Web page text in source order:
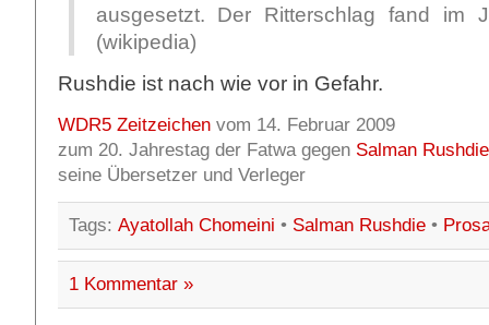
ausgesetzt. Der Ritterschlag fand im
(wikipedia)
Rushdie ist nach wie vor in Gefahr.
WDR5 Zeitzeichenvom 14. Februar 2009
zum 20. Jahrestag der Fatwa gegen Salman Rushdie
seine Übersetzer und Verleger
Tags: Ayatollah Chomeini • Salman Rushdie•
1 Kommentar »